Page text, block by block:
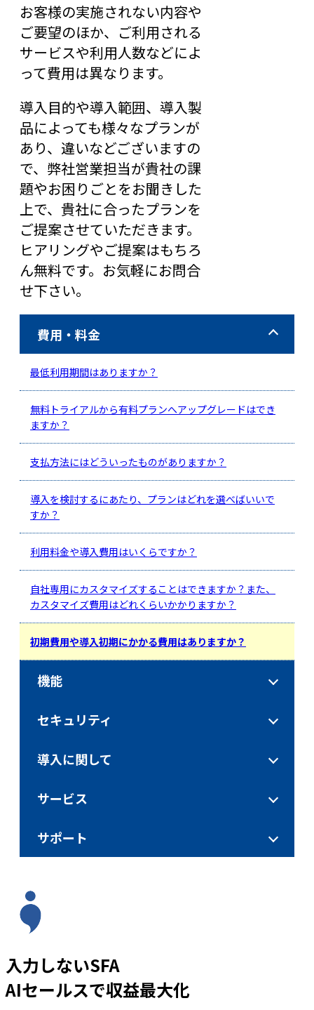
費用・料金
最低利用期間はありますか？
無料トライアルから有料プランへアップグレードはでき
ますか？
支払方法にはどういったものがありますか？
導入を検討するにあたり、プランはどれを選べばいいで
すか？
利用料金や導入費用はいくらですか？
自社専用にカスタマイズすることはできますか？また、
カスタマイズ費用はどれくらいかかりますか？
初期費用や導入初期にかかる費用はありますか？
機能
セキュリティ
導入に関して
サービス
サポート
お客様の実施されない内容や
ご要望のほか、ご利用される
サービスや利用人数などによ
って費用は異なります。
導入目的や導入範囲、導入製
品によっても様々なプランが
あり、違いなどございますの
で、弊社営業担当が貴社の課
題やお困りごとをお聞きした
上で、貴社に合ったプランを
ご提案させていただきます。
ヒアリングやご提案はもちろ
ん無料です。お気軽にお問合
せ下さい。
入力しないSFA
AIセールスで収益最大化